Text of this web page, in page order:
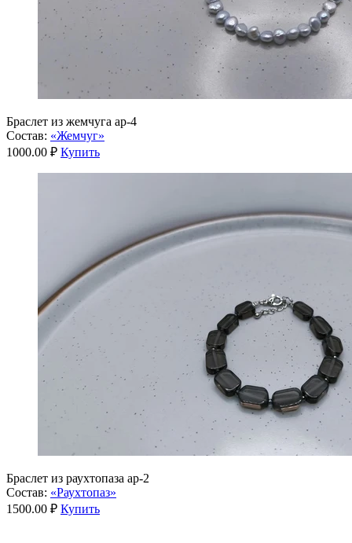
Браслет из жемчуга ар-4
Состав: «Жемчуг»
1000.00 ₽ Купить
Браслет из раухтопаза ар-2
Состав: «Раухтопаз»
1500.00 ₽ Купить